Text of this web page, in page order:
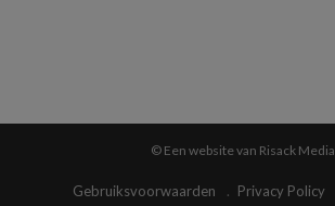
© Een website van Risack Media
Gebruiksvoorwaarden Privacy Policy